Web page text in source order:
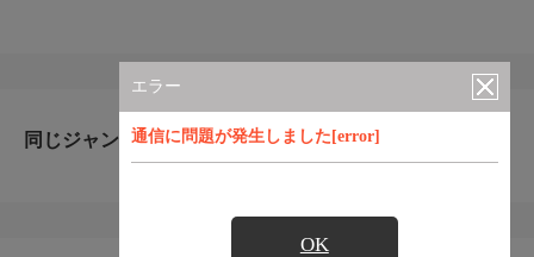
エラー
通信に問題が発生しました[error]
OK
同じジャンルのおすすめ番組